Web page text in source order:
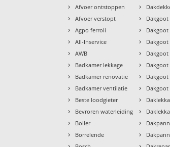
› Afvoer ontstoppen
› Afvoer verstopt
› Agpo ferroli
› All-Inservice
› AWB
› Badkamer lekkage
› Badkamer renovatie
› Badkamer ventilatie
› Beste loodgieter
› Bevroren waterleiding
› Boiler
› Borrelende
›
› Dakgoot
› Dakgoot
›
› Dakgoot
›
›
› Dakgoot
›
›
›
›